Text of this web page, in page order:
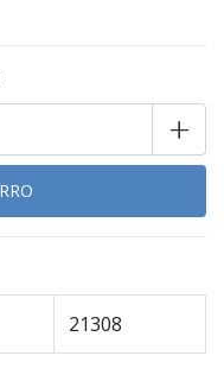
+
21308